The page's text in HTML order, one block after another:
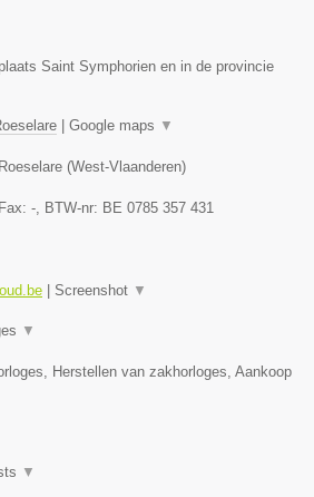
Saint Symphorien en in de provincie
| Google maps ▼
Roeselare (West-Vlaanderen)
Fax: - , BTW-nr: BE 0785 357 431
| Screenshot ▼
▼
Herstellen van zakhorloges, Aankoop
▼